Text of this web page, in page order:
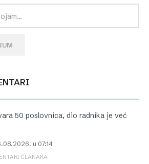
50 poslovnica, dio radnika je već
u 07:14
ČLANAKA